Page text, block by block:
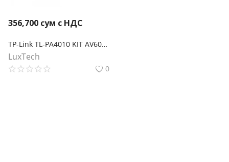
356,700 сум с НДС
TP-Link TL-PA4010 KIT AV600 Комплект адаптеров Powerline
LuxTech
0